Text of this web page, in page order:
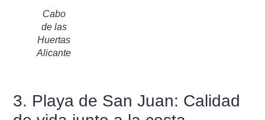
Cabo
de las
Huertas
Alicante
3. Playa de San Juan: Calidad